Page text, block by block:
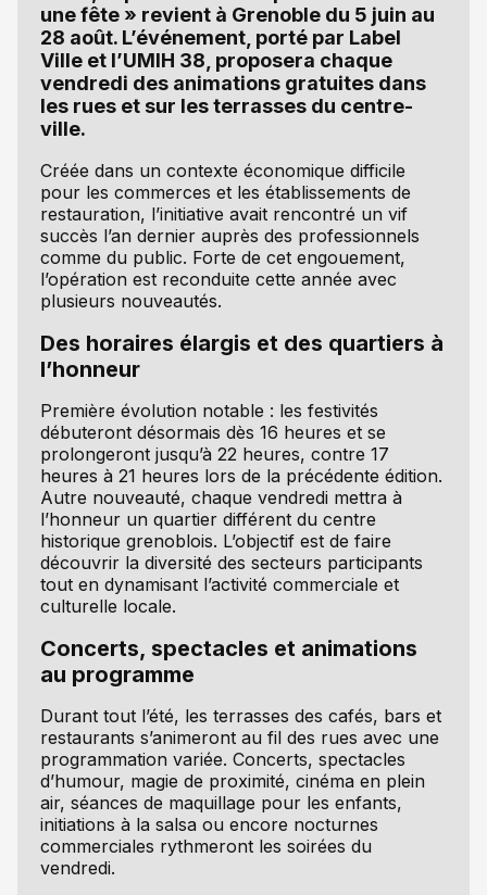
une fête » revient à Grenoble du 5 juin au
28 août. L’événement, porté par Label
Ville et l’UMIH 38, proposera chaque
vendredi des animations gratuites dans
les rues et sur les terrasses du centre-
ville.
Créée dans un contexte économique difficile
pour les commerces et les établissements de
restauration, l’initiative avait rencontré un vif
succès l’an dernier auprès des professionnels
comme du public. Forte de cet engouement,
l’opération est reconduite cette année avec
plusieurs nouveautés.
Des horaires élargis et des quartiers à
l’honneur
Première évolution notable : les festivités
débuteront désormais dès 16 heures et se
prolongeront jusqu’à 22 heures, contre 17
heures à 21 heures lors de la précédente édition.
Autre nouveauté, chaque vendredi mettra à
l’honneur un quartier différent du centre
historique grenoblois. L’objectif est de faire
découvrir la diversité des secteurs participants
tout en dynamisant l’activité commerciale et
culturelle locale.
Concerts, spectacles et animations
au programme
Durant tout l’été, les terrasses des cafés, bars et
restaurants s’animeront au fil des rues avec une
programmation variée. Concerts, spectacles
d’humour, magie de proximité, cinéma en plein
air, séances de maquillage pour les enfants,
initiations à la salsa ou encore nocturnes
commerciales rythmeront les soirées du
vendredi.